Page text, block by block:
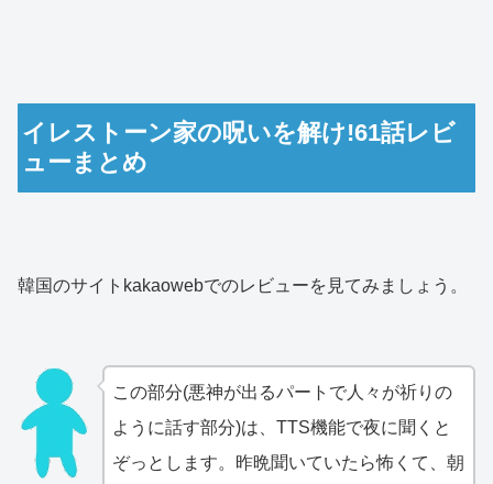
イレストーン家の呪いを解け!61話レビ
ューまとめ
韓国のサイトkakaowebでのレビューを見てみましょう。
この部分(悪神が出るパートで人々が祈りの
ように話す部分)は、TTS機能で夜に聞くと
ぞっとします。昨晩聞いていたら怖くて、朝